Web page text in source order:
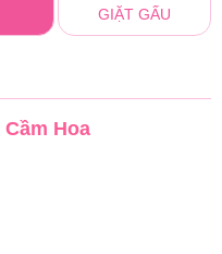
GIẶT GẤU
Hoa